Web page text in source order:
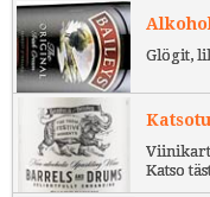
Glögit,
Katso